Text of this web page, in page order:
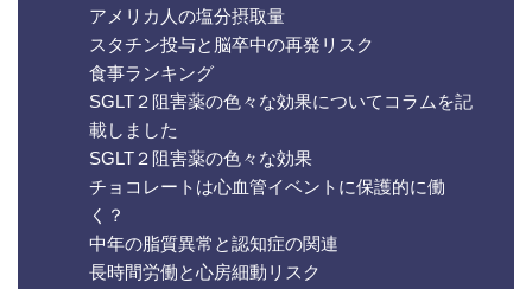
アメリカ人の塩分摂取量
スタチン投与と脳卒中の再発リスク
食事ランキング
SGLT２阻害薬の色々な効果についてコラムを記
載しました
SGLT２阻害薬の色々な効果
チョコレートは心血管イベントに保護的に働
く？
中年の脂質異常と認知症の関連
長時間労働と心房細動リスク